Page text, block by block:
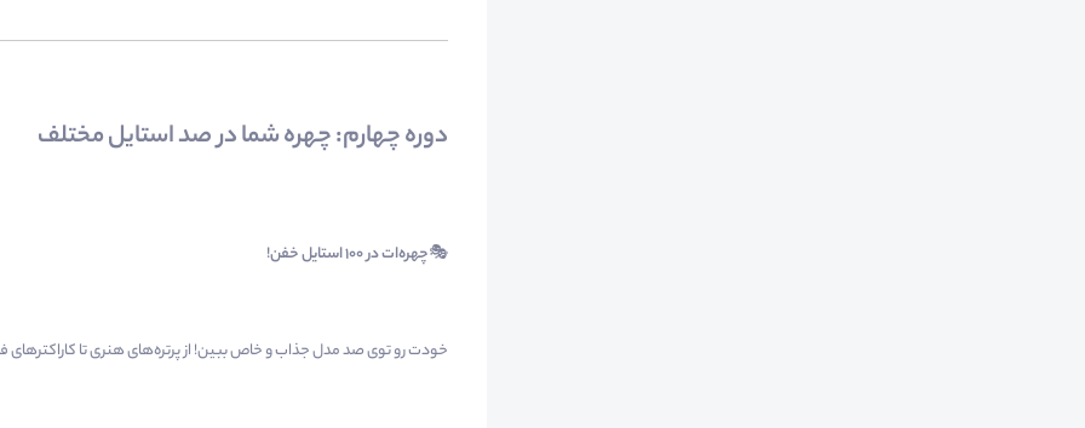
دوره چهارم: چهره شما در صد استایل مختلف
🎭چهره‌ات در ۱۰۰ استایل خفن !
خودت رو توی صد مدل جذاب و خاص ببین! از پرتره‌های هنری تا کاراکترهای